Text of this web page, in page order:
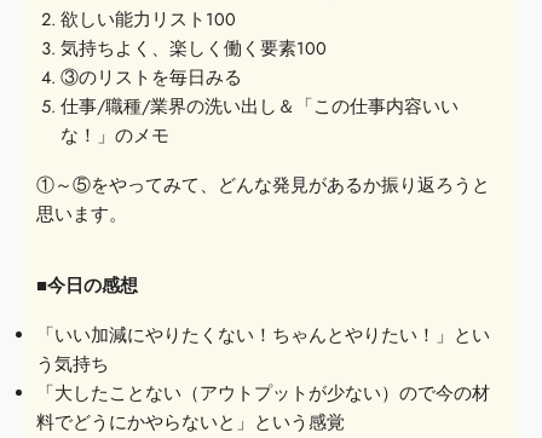
欲しい能力リスト100
気持ちよく、楽しく働く要素100
③のリストを毎日みる
仕事/職種/業界の洗い出し＆「この仕事内容いい
な！」のメモ
①～⑤をやってみて、どんな発見があるか振り返ろうと
思います。
■今日の感想
「いい加減にやりたくない！ちゃんとやりたい！」とい
う気持ち
「大したことない（アウトプットが少ない）ので今の材
料でどうにかやらないと」という感覚